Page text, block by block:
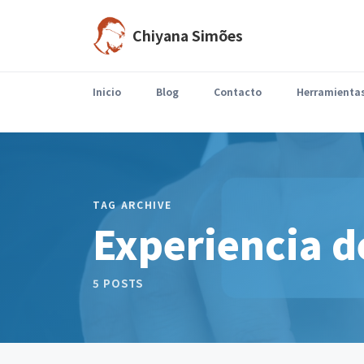
Chiyana Simões
Inicio Blog Contacto
TAG ARCHIVE
Experiencia
5 POSTS